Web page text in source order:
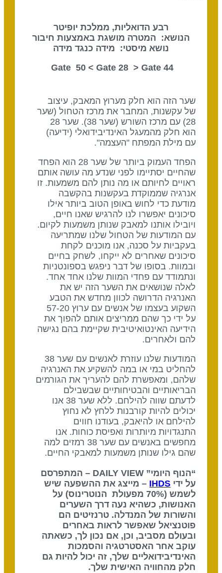
רבע הדואליות, ממלכת יופיטר
הנושא: המטרה מושגת באמצעות חיבור
נושא מיסטי: מידה כנגד מידה
44 Gate 50 <
Gate 28 > Gate
שער הזה הוא חלק מערוץ המאבק, עיצוב
של עקשנות, המחבר את מרכז הטחול (שער
28) עם מרכז השורש (שער 38). שער 28
הוא חלק מהמעגל האינדיבידואלי (ידיעה)
עם מילת המפתח "העצמה".
הפחד העמוק ביותר של שער 28 הוא הפחד
שהחיים יסתיימו לפני שנדע מה עושה אותם
ראויים לחיותם או מה נותן להם משמעות. זו
אנרגיה שממוקדת בעקשנות בהקשבה
מודעת כדי לחוש באופן הטוב ביותר אילו
סיכונים יאפשרו לנו להרגיש שאנו חיים,
ויובילו אותנו למאבק שנותן משמעות לקיום.
עם המודעות של הטחול שלנו שמתריעה
בעקביות על סכנה, אנו מוכנים לקחת
סיכונים שאחרים לא ייקחו, לשחק בחיים
ובמוות. בסופו של דבר ניפגש בספונטניות
ונתמודד עם פחדי המוות שלנו אחד אחד.
לאלה שנושאים את השער הזה יש את
האנרגיה הדרושה לכוון מחדש את הטבע
השקוע בעצמו של אנשים עם ערוץ 57-20
על ידי כך שהם ממריצים אותם להפוך את
הידיעה האינטואיטיבית שקיימת בהם נגישה
להם ולאחרים.
המודעות שלנו עוזרת לאנשים עם שער 38
להחליט במי או במה להשקיע את האנרגיה
שלהם, ומאפשרת להם להעריך את הגורמים
הבריאותיים והבטיחותיים שבשבילם
לדעתם שווה להילחם. ללא שער 38 אנו
יכולים להיות קורבנות ללחץ לא נחוץ
להילחם או להיאבק, בעודנו חווים
התנגדויות מיותרות ואפיסת כוחות. אנו
מחפשים באנשים עם שער 38 רמזים למה
שהם גילו שנותן משמעות למאבקי החיים.
“הנוף היומי” DAILY VIEW – המתפרסם
על ידיIHDS – מייצג את ההשפעה שיש
לשמש (70% מפעולת הנוטרינוס) על
האנושות, כשהיא נעה דרך השערים
והשורות של המנדלה. טרנזיטים הם
פוטנציאל שאפשר לראות באחרים
ובעולם מסביב, וכן, אם נכון לך, כשאתה
עוקב אחר האסטרטגיה והסמכות
האינדיבידואליים שלך, זה יכול להיות גם
חלק מהחוויה האישית שלך.